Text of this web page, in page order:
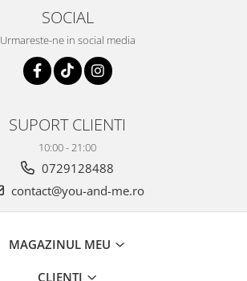
SOCIAL
Urmareste-ne in social media
SUPORT CLIENTI
10:00 - 21:00
0729128488
contact@you-and-me.ro
MAGAZINUL MEU
CLIENTI